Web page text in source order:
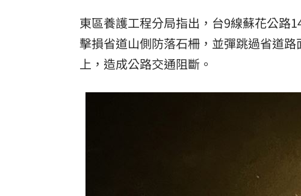
8國球員齊聚高雄 Formosa 7s掀足球熱潮
理想混蛋號召粉絲跨海追星吃美食！ 18:15
東區養護工程分局指出，台9線蘇花公路
擊損省道山側防落石柵，並彈跳過省道
上，造成公路交通阻斷。